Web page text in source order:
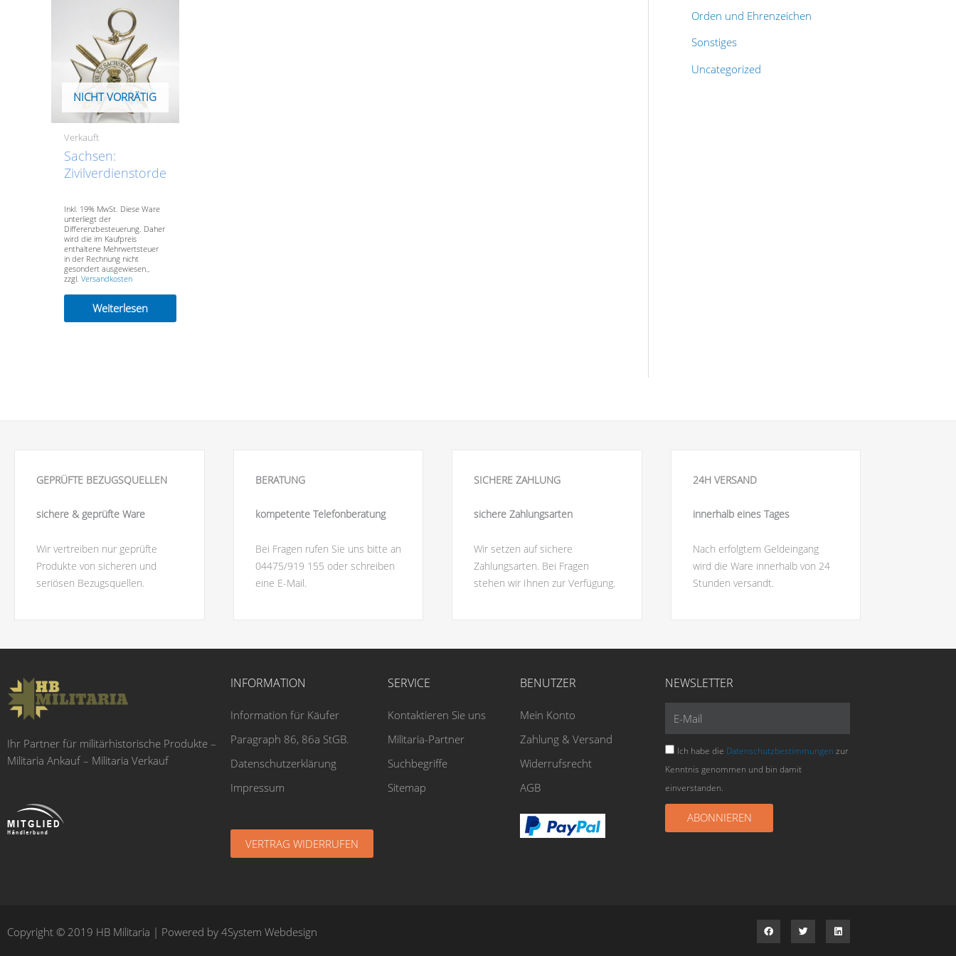
NICHT VORRÄTIG
Verkauft
Sachsen:
Zivilverdienstorden
1918. Ritterkreuz
2. Klasse mit
Schwertern.-
VERKAUFT- SOLD
Inkl. 19% MwSt. Diese Ware
unterliegt der
Differenzbesteuerung. Daher
wird die im Kaufpreis
enthaltene Mehrwertsteuer
in der Rechnung nicht
gesondert ausgewiesen.,
zzgl. Versandkosten
Weiterlesen
Orden und Ehrenzeichen
Sonstiges
Uncategorized
GEPRÜFTE BEZUGSQUELLEN
sichere & geprüfte Ware
Wir vertreiben nur geprüfte
Produkte von sicheren und
seriösen Bezugsquellen.
BERATUNG
kompetente Telefonberatung
Bei Fragen rufen Sie uns bitte an
04475/919 155 oder schreiben
eine E-Mail.
SICHERE ZAHLUNG
sichere Zahlungsarten
Wir setzen auf sichere
Zahlungsarten. Bei Fragen
stehen wir Ihnen zur Verfügung.
24H VERSAND
innerhalb eines Tages
Nach erfolgtem Geldeingang
wird die Ware innerhalb von 24
Stunden versandt.
Ihr Partner für militärhistorische Produkte –
Militaria Ankauf – Militaria Verkauf
INFORMATION
Information für Käufer
Paragraph 86, 86a StGB.
Datenschutzerklärung
Impressum
VERTRAG WIDERRUFEN
SERVICE
Kontaktieren Sie uns
Militaria-Partner
Suchbegriffe
Sitemap
BENUTZER
Mein Konto
Zahlung & Versand
Widerrufsrecht
AGB
NEWSLETTER
Ich habe die Datenschutzbestimmungen zur
Kenntnis genommen und bin damit
einverstanden.
ABONNIEREN
Copyright © 2019 HB Militaria | Powered by 4System Webdesign